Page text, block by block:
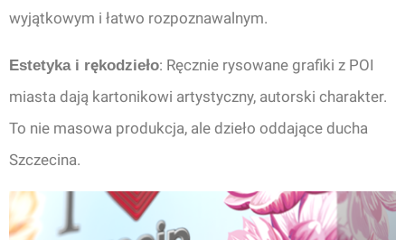
wyjątkowym i łatwo rozpoznawalnym.
Estetyka i rękodzieło: Ręcznie rysowane grafiki z POI
miasta dają kartonikowi artystyczny, autorski charakter.
To nie masowa produkcja, ale dzieło oddające ducha
Szczecina.